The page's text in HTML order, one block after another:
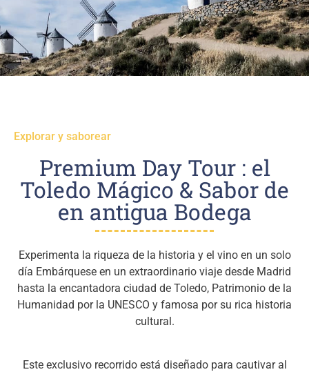
Explorar y saborear
Premium Day Tour : el
Toledo Mágico & Sabor de
en antigua Bodega
Experimenta la riqueza de la historia y el vino en un solo
día Embárquese en un extraordinario viaje desde Madrid
hasta la encantadora ciudad de Toledo, Patrimonio de la
Humanidad por la UNESCO y famosa por su rica historia
cultural.
Este exclusivo recorrido está diseñado para cautivar al